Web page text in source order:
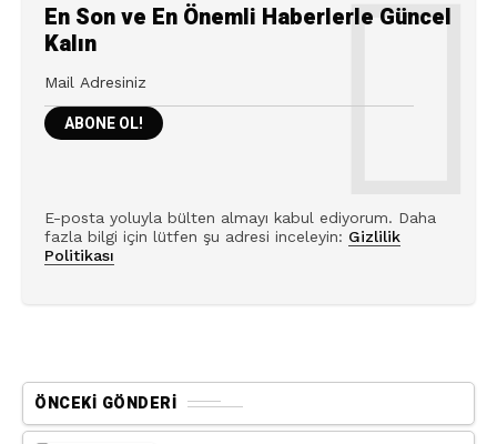
En Son ve En Önemli Haberlerle Güncel
Kalın
E-posta yoluyla bülten almayı kabul ediyorum. Daha
fazla bilgi için lütfen şu adresi inceleyin: Gizlilik
Politikası
ÖNCEKI GÖNDERI